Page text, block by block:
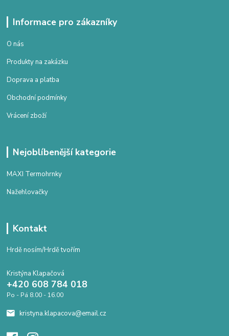
Informace pro zákazníky
O nás
Produkty na zakázku
Doprava a platba
Obchodní podmínky
Vrácení zboží
Nejoblíbenější kategorie
MAXI Termohrnky
Nažehlovačky
Kontakt
Hrdě nosím/Hrdě tvořím
Kristýna Klapačová
+420 608 784 018
Po - Pá 8.00 - 16.00
kristyna.klapacova@email.cz